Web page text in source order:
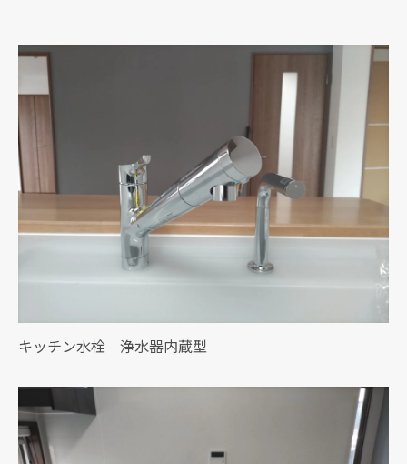
キッチン水栓 浄水器内蔵型